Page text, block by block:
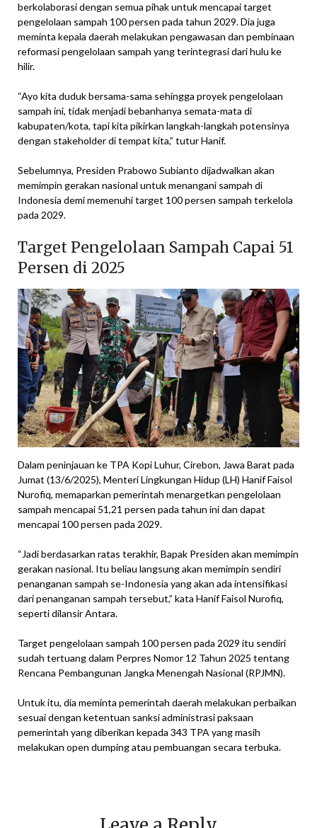
berkolaborasi dengan semua pihak untuk mencapai target
pengelolaan sampah 100 persen pada tahun 2029. Dia juga
meminta kepala daerah melakukan pengawasan dan pembinaan
reformasi pengelolaan sampah yang terintegrasi dari hulu ke
hilir.
“Ayo kita duduk bersama-sama sehingga proyek pengelolaan
sampah ini, tidak menjadi bebanhanya semata-mata di
kabupaten/kota, tapi kita pikirkan langkah-langkah potensinya
dengan stakeholder di tempat kita,” tutur Hanif.
Sebelumnya, Presiden Prabowo Subianto dijadwalkan akan
memimpin gerakan nasional untuk menangani sampah di
Indonesia demi memenuhi target 100 persen sampah terkelola
pada 2029.
Target Pengelolaan Sampah Capai 51
Persen di 2025
Dalam peninjauan ke TPA Kopi Luhur, Cirebon, Jawa Barat pada
Jumat (13/6/2025), Menteri Lingkungan Hidup (LH) Hanif Faisol
Nurofiq, memaparkan pemerintah menargetkan pengelolaan
sampah mencapai 51,21 persen pada tahun ini dan dapat
mencapai 100 persen pada 2029.
“Jadi berdasarkan ratas terakhir, Bapak Presiden akan memimpin
gerakan nasional. Itu beliau langsung akan memimpin sendiri
penanganan sampah se-Indonesia yang akan ada intensifikasi
dari penanganan sampah tersebut,” kata Hanif Faisol Nurofiq,
seperti dilansir Antara.
Target pengelolaan sampah 100 persen pada 2029 itu sendiri
sudah tertuang dalam Perpres Nomor 12 Tahun 2025 tentang
Rencana Pembangunan Jangka Menengah Nasional (RPJMN).
Untuk itu, dia meminta pemerintah daerah melakukan perbaikan
sesuai dengan ketentuan sanksi administrasi paksaan
pemerintah yang diberikan kepada 343 TPA yang masih
melakukan open dumping atau pembuangan secara terbuka.